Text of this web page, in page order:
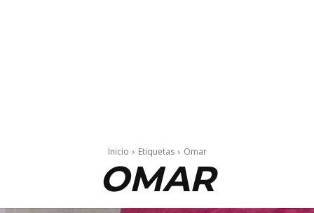
Inicio Etiquetas Omar
OMAR